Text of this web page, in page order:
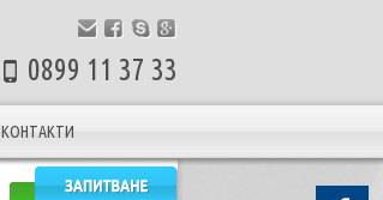
0899 11 37 33
КОНТАКТИ